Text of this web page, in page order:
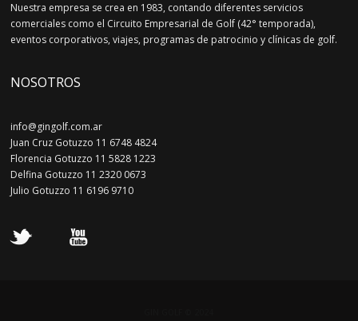
Nuestra empresa se crea en 1983, contando diferentes servicios
comerciales como el Circuito Empresarial de Golf (42° temporada),
eventos corporativos, viajes, programas de patrocinio y clínicas de golf.
NOSOTROS
info@gingolf.com.ar
Juan Cruz Gotuzzo 11 6748 4824
Florencia Gotuzzo 11 5828 1223
Delfina Gotuzzo 11 2320 0673
Julio Gotuzzo 11 6196 9710